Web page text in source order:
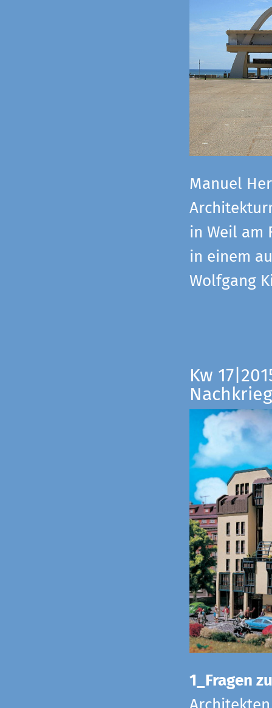
Manuel
in Weil am
in einem
Wolfgang
Kw
1_Fragen